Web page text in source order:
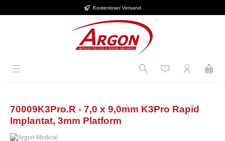
Kostenloser Versand
70009K3Pro.R - 7,0 x 9,0mm K3Pro Rapid
Implantat, 3mm Platform